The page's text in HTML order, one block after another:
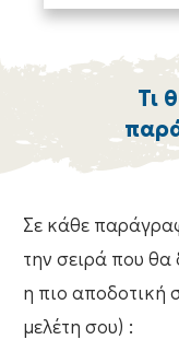
Τι
Σε κάθε
την σειρά που θα
η πιο αποδοτική
μελέτη σου) :